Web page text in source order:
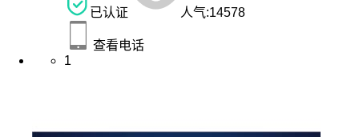
已认证 人气:14578
查看电话
1